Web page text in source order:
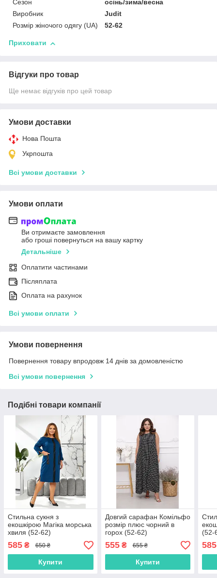
Сезон
осінь/зима/весна
Виробник
Judit
Розмір жіночого одягу (UA)
52-62
Приховати
Відгуки про товар
Ще немає відгуків про цей товар
Умови доставки
Нова Пошта
Укрпошта
Всі умови доставки
Умови оплати
Ви отримаєте замовлення
або гроші повернуться на вашу картку
Детальніше
Оплатити частинами
Післяплата
Оплата на рахунок
Всі умови оплати
Умови повернення
Повернення товару впродовж 14 днів за домовленістю
Всі умови повернення
Подібні товари компанії
Стильна сукня з
екошкірою Магіка морська
хвиля (52-62)
585 ₴ 650 ₴
Купити
Довгий сарафан Комільфо
розмір плюс чорний в
горох (52-62)
555₴ 655 ₴
Купити
(52-
585